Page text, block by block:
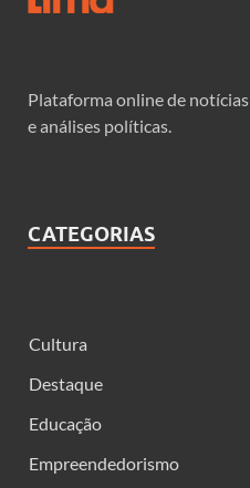
Plataforma online de notícias
e análises políticas.
CATEGORIAS
Cultura
Destaque
Educação
Empreendedorismo